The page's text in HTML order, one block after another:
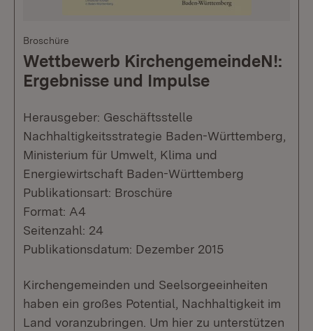
Broschüre
Wettbewerb KirchengemeindeN!:
Ergebnisse und Impulse
Herausgeber: Geschäftsstelle
Nachhaltigkeitsstrategie Baden-Württemberg,
Ministerium für Umwelt, Klima und
Energiewirtschaft Baden-Württemberg
Publikationsart: Broschüre
Format: A4
Seitenzahl: 24
Publikationsdatum: Dezember 2015
Kirchengemeinden und Seelsorgeeinheiten
haben ein großes Potential, Nachhaltigkeit im
Land voranzubringen. Um hier zu unterstützen